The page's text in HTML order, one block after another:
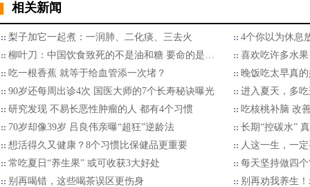
相关新闻
梨子加它一起煮：一润肺、二化痰、三去火
4个你以为休息
柳叶刀：中国饮食致死的不是油和糖 要命的是…
喜欢吃许多水
吃一根香蕉 就等于给血管添一次堵？
晚饭吃太早真
90岁还每周出诊4次 国医大师的7个长寿秘诀曝光
进入夏天，多
研究发现 不易长恶性肿瘤的人 都有4个习惯
吃核桃补脑 改
70岁却像39岁 吕良伟亲曝“超狂”逆龄法
长期“控碳水”
想活得久又健康？8个习惯比保健品更重要
人这一生，一
常吃夏日“养生果” 或可收获3大好处
每天坚持做四
别再喝错，这些喝茶误区更伤身
别再劝我养生